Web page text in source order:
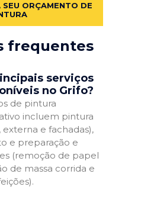
ORÇAMENTO DE
frequentes
serviços
no Grifo?
de pintura
incluem pintura
e fachadas),
e preparação e
(remoção de papel
de massa corrida e